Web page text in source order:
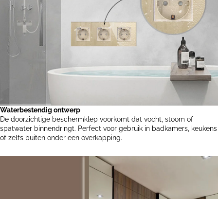
Waterbestendig ontwerp
De doorzichtige beschermklep voorkomt dat vocht, stoom of
spatwater binnendringt. Perfect voor gebruik in badkamers, keukens
of zelfs buiten onder een overkapping.